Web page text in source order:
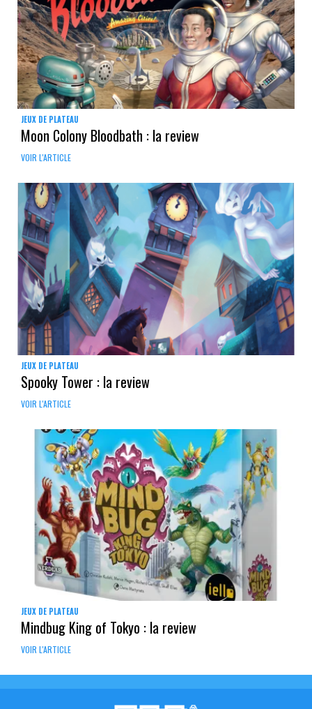
JEUX DE PLATEAU
Moon Colony Bloodbath : la review
VOIR L'ARTICLE
JEUX DE PLATEAU
Spooky Tower : la review
VOIR L'ARTICLE
JEUX DE PLATEAU
Mindbug King of Tokyo : la review
VOIR L'ARTICLE